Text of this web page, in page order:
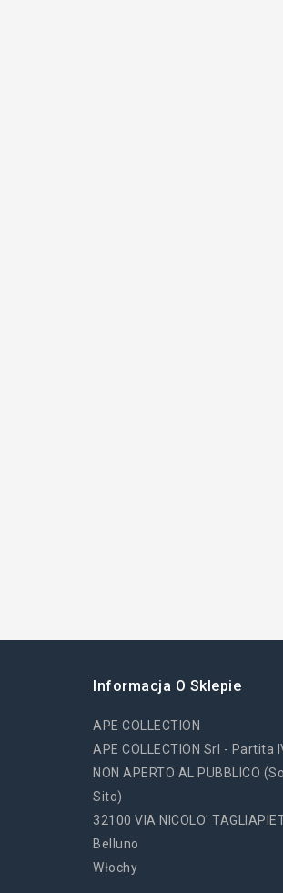
Informacja O Sklepie
APE COLLECTION
APE COLLECTION Srl - Partita
NON APERTO AL PUBBLICO
Sito)
32100 VIA NICOLO'
Belluno
Włochy